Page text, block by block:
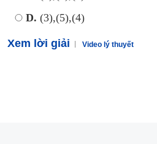
D. (3),(5),(4)
Xem lời giải Video lý thuyết